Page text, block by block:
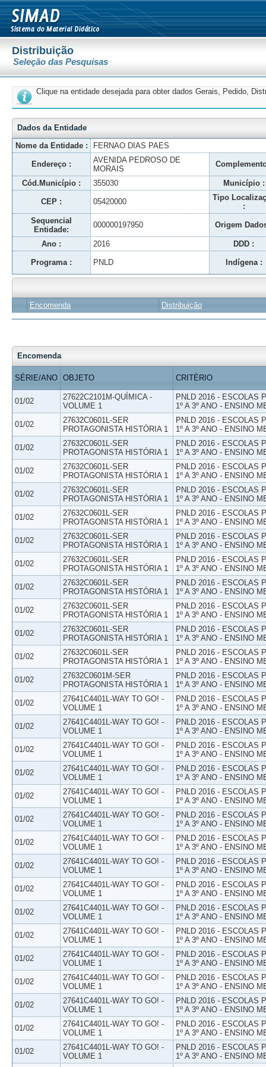
Distribuição
Seleção das Pesquisas
Clique na entidade desejada para obter dados Gerais, Pedido,
Dados da Entidade
Nome da Entidade :
FERNAO DIAS PAES
Endereço :
AVENIDA PEDROSO DE
MORAIS
Cód.Município : 355030 Município :
CEP : 05420000
Tipo
:
Sequencial
Entidade:
000000197950 Origem
Ano : 2016 DDD :
Programa : PNLD Indígena :
Encomenda Distribuição
Encomenda
SÉRIE/ANO OBJETO CRITÉRIO
01/02
27622C2101M-QUÍMICA -
VOLUME 1
PNLD 2016 - ESCOLAS
1º A 3º ANO - ENSINO
01/02
27632C0601L-SER
PROTAGONISTA HISTÓRIA 1
PNLD 2016 - ESCOLAS
1º A 3º ANO - ENSINO
01/02
27632C0601L-SER
PROTAGONISTA HISTÓRIA 1
PNLD 2016 - ESCOLAS
1º A 3º ANO - ENSINO
01/02
27632C0601L-SER
PROTAGONISTA HISTÓRIA 1
PNLD 2016 - ESCOLAS
1º A 3º ANO - ENSINO
01/02
27632C0601L-SER
PROTAGONISTA HISTÓRIA 1
PNLD 2016 - ESCOLAS
1º A 3º ANO - ENSINO
01/02
27632C0601L-SER
PROTAGONISTA HISTÓRIA 1
PNLD 2016 - ESCOLAS
1º A 3º ANO - ENSINO
01/02
27632C0601L-SER
PROTAGONISTA HISTÓRIA 1
PNLD 2016 - ESCOLAS
1º A 3º ANO - ENSINO
01/02
27632C0601L-SER
PROTAGONISTA HISTÓRIA 1
PNLD 2016 - ESCOLAS
1º A 3º ANO - ENSINO
01/02
27632C0601L-SER
PROTAGONISTA HISTÓRIA 1
PNLD 2016 - ESCOLAS
1º A 3º ANO - ENSINO
01/02
27632C0601L-SER
PROTAGONISTA HISTÓRIA 1
PNLD 2016 - ESCOLAS
1º A 3º ANO - ENSINO
01/02
27632C0601L-SER
PROTAGONISTA HISTÓRIA 1
PNLD 2016 - ESCOLAS
1º A 3º ANO - ENSINO
01/02
27632C0601L-SER
PROTAGONISTA HISTÓRIA 1
PNLD 2016 - ESCOLAS
1º A 3º ANO - ENSINO
01/02
27632C0601M-SER
PROTAGONISTA HISTÓRIA 1
PNLD 2016 - ESCOLAS
1º A 3º ANO - ENSINO
01/02
27641C4401L-WAY TO GO! -
VOLUME 1
PNLD 2016 - ESCOLAS
1º A 3º ANO - ENSINO
01/02
27641C4401L-WAY TO GO! -
VOLUME 1
PNLD 2016 - ESCOLAS
1º A 3º ANO - ENSINO
01/02
27641C4401L-WAY TO GO! -
VOLUME 1
PNLD 2016 - ESCOLAS
1º A 3º ANO - ENSINO
01/02
27641C4401L-WAY TO GO! -
VOLUME 1
PNLD 2016 - ESCOLAS
1º A 3º ANO - ENSINO
01/02
27641C4401L-WAY TO GO! -
VOLUME 1
PNLD 2016 - ESCOLAS
1º A 3º ANO - ENSINO
01/02
27641C4401L-WAY TO GO! -
VOLUME 1
PNLD 2016 - ESCOLAS
1º A 3º ANO - ENSINO
01/02
27641C4401L-WAY TO GO! -
VOLUME 1
PNLD 2016 - ESCOLAS
1º A 3º ANO - ENSINO
01/02
27641C4401L-WAY TO GO! -
VOLUME 1
PNLD 2016 - ESCOLAS
1º A 3º ANO - ENSINO
01/02
27641C4401L-WAY TO GO! -
VOLUME 1
PNLD 2016 - ESCOLAS
1º A 3º ANO - ENSINO
01/02
27641C4401L-WAY TO GO! -
VOLUME 1
PNLD 2016 - ESCOLAS
1º A 3º ANO - ENSINO
01/02
27641C4401L-WAY TO GO! -
VOLUME 1
PNLD 2016 - ESCOLAS
1º A 3º ANO - ENSINO
01/02
27641C4401L-WAY TO GO! -
VOLUME 1
PNLD 2016 - ESCOLAS
1º A 3º ANO - ENSINO
01/02
27641C4401L-WAY TO GO! -
VOLUME 1
PNLD 2016 - ESCOLAS
1º A 3º ANO - ENSINO
01/02
27641C4401L-WAY TO GO! -
VOLUME 1
PNLD 2016 - ESCOLAS
1º A 3º ANO - ENSINO
01/02
27641C4401L-WAY TO GO! -
VOLUME 1
PNLD 2016 - ESCOLAS
1º A 3º ANO - ENSINO
01/02
27641C4401L-WAY TO GO! -
VOLUME 1
PNLD 2016 - ESCOLAS
1º A 3º ANO - ENSINO